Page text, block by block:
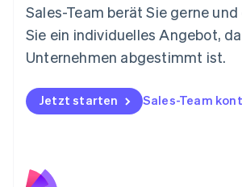
Sales-Team berät Sie gerne
Sie ein individuelles Angebot,
Unternehmen abgestimmt ist.
Jetzt starten Sales-Team
English
Österreich
Deutsch
Polen
Portugal
PortuguêsEnglish
Svenska